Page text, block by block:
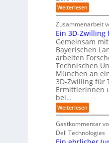
i
s
c
h
e
n
R
o
u
t
e
-
H
e
r
s
u
b
e
r
e
D
a
t
e
n
K
I
-
r
o
j
e
k
t
r
t
S
i
n
k
e
n
d
e
s
C
b
e
r
r
s
Weiterlesen:
E
n
z
w
e
i
t
e
s
L
e
e
n
ü
r
I
Zusammenarbeit
Ein 3D-Zwilling
Gemeinsam
Bayerischen
arbeiten
Technischen
München an
3D-Zwilling für
Ermittlerinnen
bei…
Weiterlesen:
E
n
3
Gastkommentar
Dell Technologies